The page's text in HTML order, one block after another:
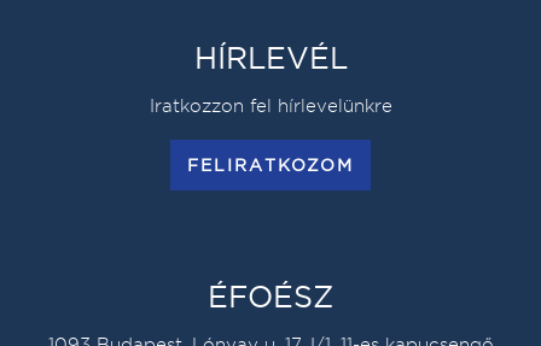
HÍRLEVÉL
Iratkozzon fel hírlevelünkre
FELIRATKOZOM
ÉFOÉSZ